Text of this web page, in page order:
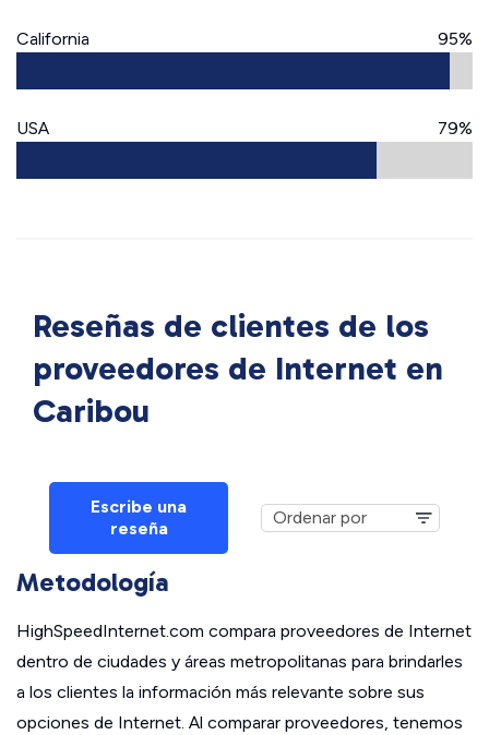
California 95%
USA 79%
Reseñas de clientes de los
proveedores de Internet en
Caribou
Escribe una
reseña
Metodología
HighSpeedInternet.com compara proveedores de Internet
dentro de ciudades y áreas metropolitanas para brindarles
a los clientes la información más relevante sobre sus
opciones de Internet. Al comparar proveedores, tenemos